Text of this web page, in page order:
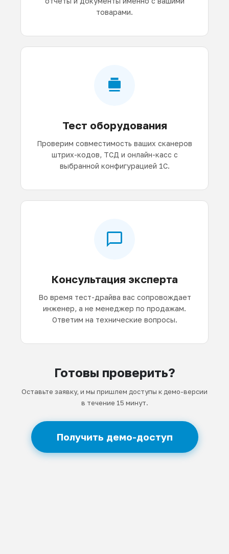
товарами.
Тест оборудования
Проверим совместимость ваших сканеров
штрих-кодов, ТСД и онлайн-касс с
выбранной конфигурацией 1С.
Консультация эксперта
Во время тест-драйва вас сопровождает
инженер, а не менеджер по продажам.
Ответим на технические вопросы.
Готовы проверить?
Оставьте заявку, и мы пришлем доступы к демо-версии
в течение 15 минут.
Получить демо-доступ